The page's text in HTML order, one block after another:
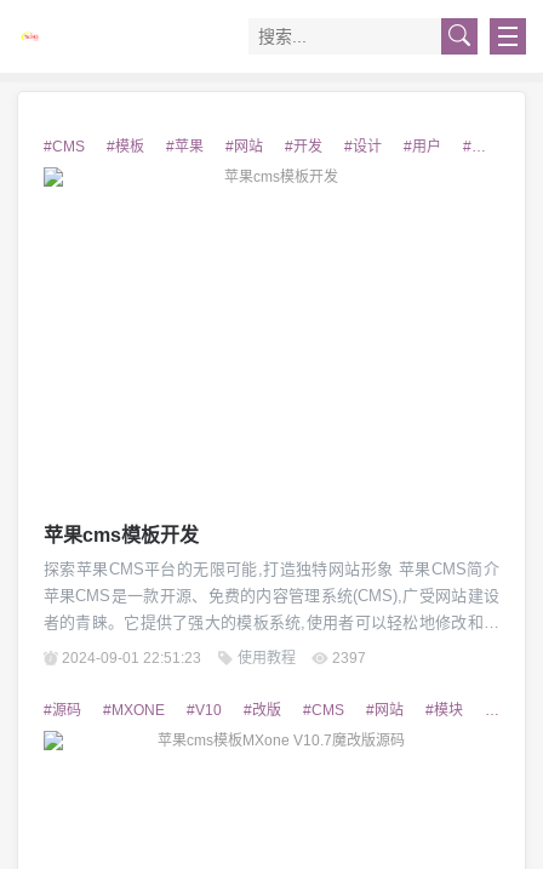
#CMS #模板 #苹果 #网站 #开发 #设计 #用户 #优秀
苹果cms模板开发
探索苹果CMS平台的无限可能,打造独特网站形象 苹果CMS简介
苹果CMS是一款开源、免费的内容管理系统(CMS),广受网站建设
者的青睐。它提供了强大的模板系统,使用者可以轻松地修改和定
制网站的外观和功能。苹果CMS具有灵活性高、扩展性强、安全
性 在网站建设过程中,模板的选择至关重要。优秀的模板不仅能提
升网站的视觉效果,...
2024-09-01 22:51:23 使用教程 2397
#源码 #MXONE #V10 #改版 #CMS #网站 #模块 #功能模